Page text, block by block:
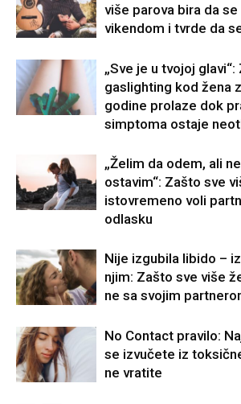
više parova bira da
vikendom i tvrde da
„Sve je u tvojoj
gaslighting kod žena
godine prolaze dok
simptoma ostaje
„Želim da odem, ali
ostavim“: Zašto sve
istovremeno voli
odlasku
Nije izgubila libido –
njim: Zašto sve više
ne sa svojim
No Contact pravilo:
se izvučete iz
ne vratite